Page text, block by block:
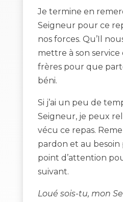
Je termine en
Seigneur pour ce
nos forces. Qu’Il
mettre à son service
frères pour que
béni.
Si j’ai un peu de
Seigneur, je peux
vécu ce repas.
pardon et au
point d’attention
suivant.
Loué sois-tu, mon